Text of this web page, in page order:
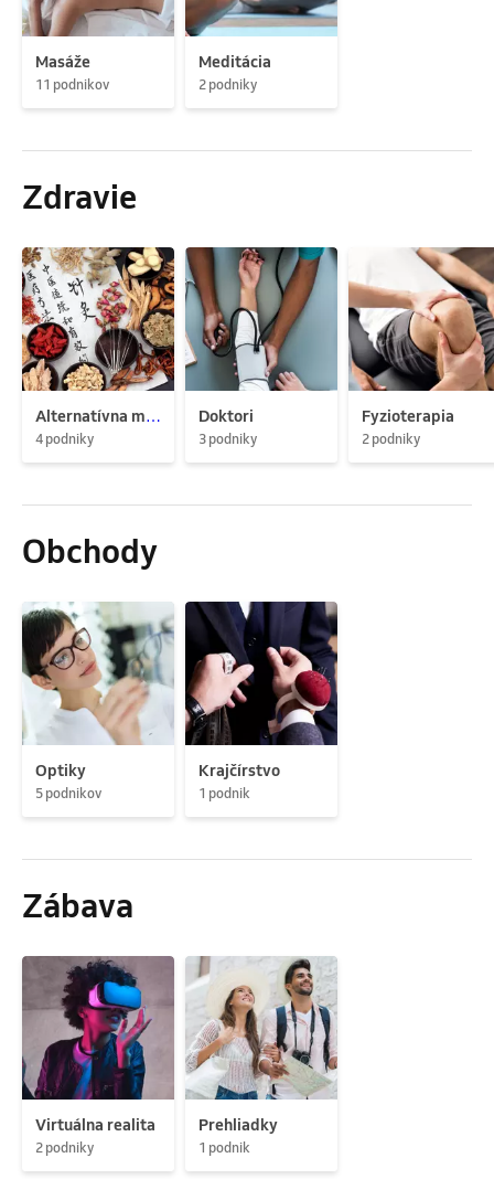
Masáže
11 podnikov
Meditácia
2 podniky
Zdravie
Alternatívna medicína
4 podniky
Doktori
3 podniky
Fyzioterapia
2 podniky
Obchody
Optiky
5 podnikov
Krajčírstvo
1 podnik
Zábava
Virtuálna realita
2 podniky
Prehliadky
1 podnik